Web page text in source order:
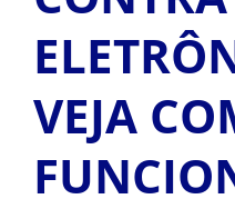
OUTROS PRODUTOS
VEJA